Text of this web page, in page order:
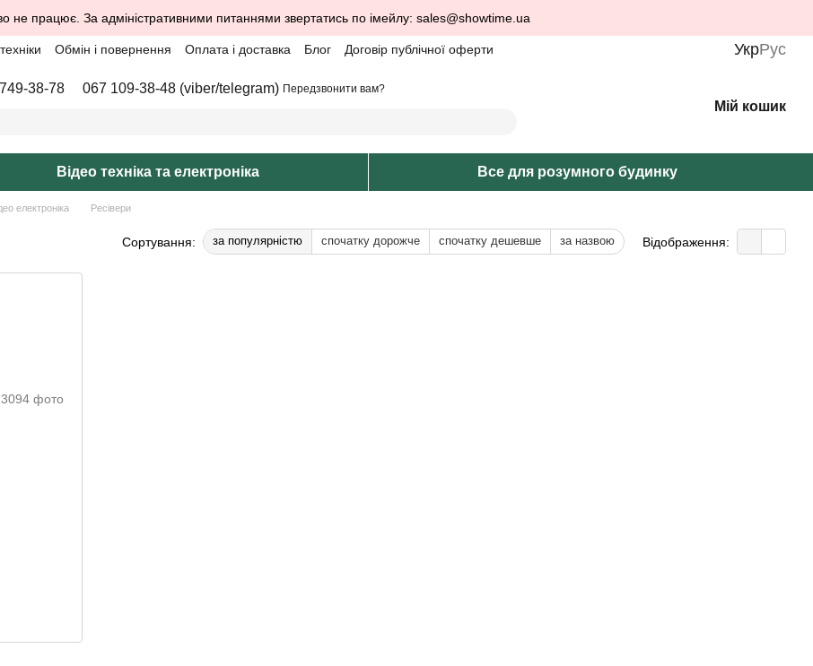
не працює. За адміністративними питаннями звертатись по імейлу: sales@showtime.ua
Обмін і повернення Оплата і доставка Блог Договір публічної оферти УкрРус
38-78 067 109-38-48 (viber/telegram) Передзвонити вам?
Мій кошик
Відео техніка та електроніка Все для розумного будинку
електроніка Ресівери
Сортування: за популярністю спочатку дорожче спочатку дешевше за назвою Відображення: